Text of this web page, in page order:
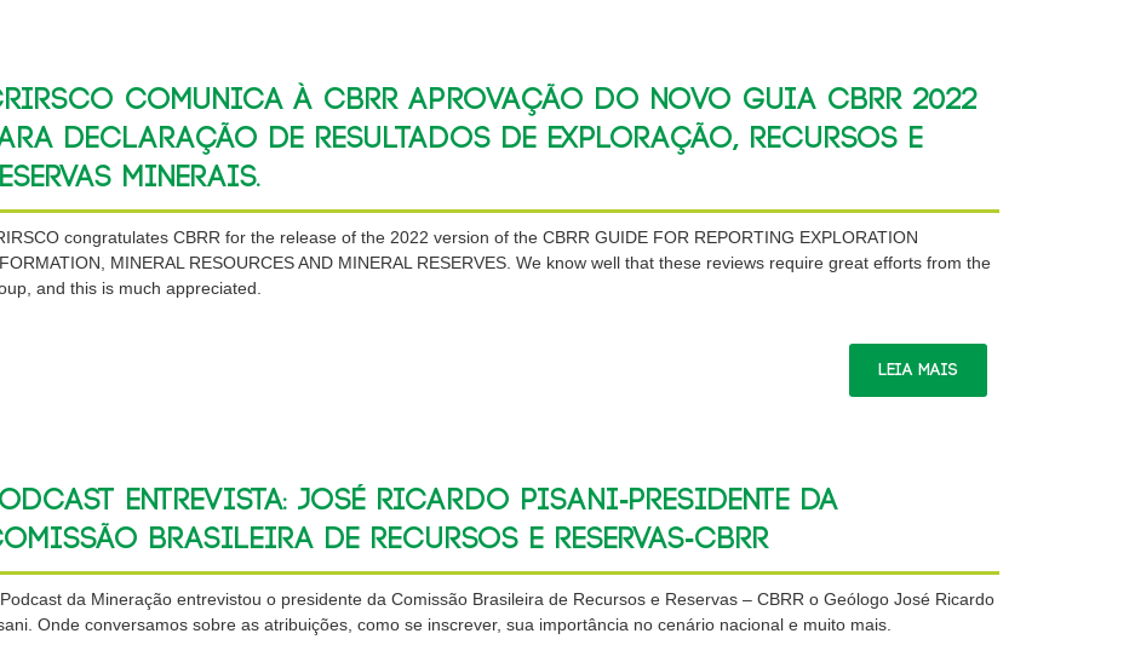
comunica à CBRR aprovação do novo Guia CBRR 2022
declaração de resultados de exploração, recursos e
minerais.
congratulates CBRR for the release of the 2022 version of the CBRR GUIDE FOR REPORTING EXPLORATION
MINERAL RESOURCES AND MINERAL RESERVES. We know well that these reviews require great efforts from the
and this is much appreciated.
Leia Mais
Entrevista: José Ricardo Pisani-Presidente da
Brasileira de Recursos e Reservas-CBRR
da Mineração entrevistou o presidente da Comissão Brasileira de Recursos e Reservas – CBRR o Geólogo José Ricardo
Onde conversamos sobre as atribuições, como se inscrever, sua importância no cenário nacional e muito mais.